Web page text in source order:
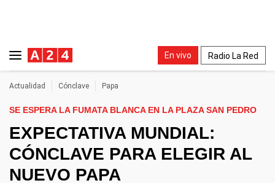
En vivo Radio La Red
Actualidad Cónclave Papa
SE ESPERA LA FUMATA BLANCA EN LA PLAZA SAN PEDRO
EXPECTATIVA MUNDIAL:
CÓNCLAVE PARA ELEGIR AL
NUEVO PAPA